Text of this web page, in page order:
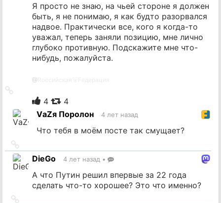
Я просто не знаю, на чьей стороне я должен
быть, я не понимаю, я как будто разорвался
надвое. Практически все, кого я когда-то
уважал, теперь заняли позицию, мне лично
глубоко противную. Подскажите мне что-
нибудь, пожалуйста.
@
источник
4
4
VаZя Поролон
4 лет назад
Что тебя в моём посте так смущает?
на
источник
DieGo 4 лет назад •
А что Путин решил впервые за 22 года
сделать что-то хорошее? Это что именно?